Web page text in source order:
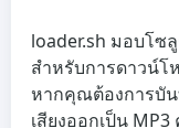
loader.sh มอบโซ
สำหรับการดาวน์โ
หากคุณต้องการบั
เสียงออกเป็น